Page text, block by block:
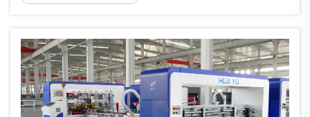
εξοπλισμού. Ένας καλός προμηθευτής δεν